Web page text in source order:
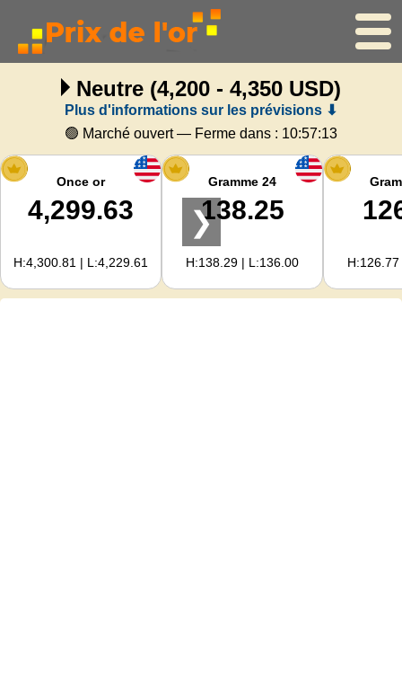
Accueil
Cours de l'or
Cours de l'argent
Calculateur d'or
Pour les Webmasters
Neutre (4,200 - 4,350 USD)
Plus d'informations sur les prévisions ⬇
🟢 Marché ouvert — Ferme dans : 10:57:12
Once or
4,299.63
H:4,300.81 | L:4,229.61
Gramme 24
138.25
H:138.29 | L:136.00
❯